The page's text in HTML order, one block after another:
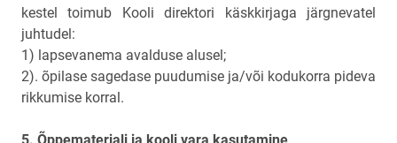
kestel toimub Kooli direktori käskkirjaga järgnevatel
juhtudel:
1) lapsevanema avalduse alusel;
2). õpilase sagedase puudumise ja/või kodukorra pideva
rikkumise korral.